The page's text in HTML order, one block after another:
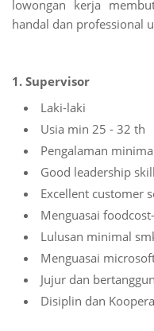
lowongan kerja
handal dan professional
1. Supervisor
Laki-laki
Usia min 25 - 32 th
Pengalaman
Good leadership
Excellent customer
Menguasai
Lulusan minimal
Menguasai
Jujur dan
Disiplin dan